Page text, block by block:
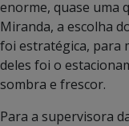
enorme, quase uma
Miranda, a escolha
foi estratégica, para
deles foi o
sombra e frescor.
Para a supervisora